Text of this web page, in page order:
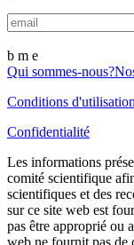
b m e
Qui sommes-nous?
Conditions d'utilisation
Confidentialité
Les informations
comité scientifique
scientifiques et des
sur ce site web est
pas être approprié ou